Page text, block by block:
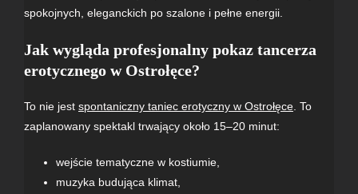
spokojnych, eleganckich po szalone i pełne energii.
Jak wygląda profesjonalny pokaz tancerza
erotycznego w Ostrołęce?
To nie jest spontaniczny taniec erotyczny w Ostrołęce. To
zaplanowany spektakl trwający około 15–20 minut:
wejście tematyczne w kostiumie,
muzyka budująca klimat,